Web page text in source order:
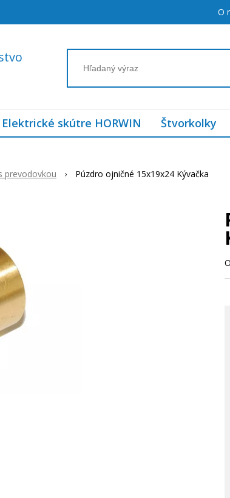
O
Elektrické skútre HORWIN Štvorkolky
prevodovkou Púzdro ojničné 15x19x24 Kývačka